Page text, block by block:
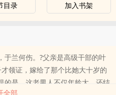
目录 加入书架
于兰何伤。?父亲是高级干部的叶
领证，嫁给了那个比她大十岁的
的是，这老男人不仅年龄大，还结
全部